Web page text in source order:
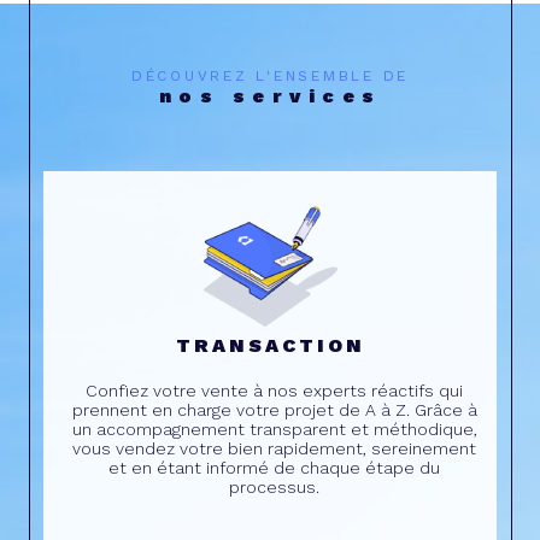
DÉCOUVREZ L'ENSEMBLE DE
Confiez votre vente à nos experts réactifs qui
prennent en charge votre projet de A à Z. Grâce à
un accompagnement transparent et méthodique,
vous vendez votre bien rapidement, sereinement
et en étant informé de chaque étape du